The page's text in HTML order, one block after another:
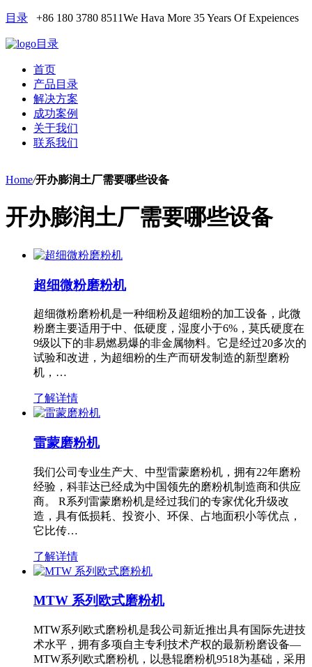
目录 +86 180 3780 8511We Hava More 35 Years Of Expeiences
目录
首页
产品目录
解决方案
成功案例
关于我们
联系我们
Home/开办膨润土厂需要哪些设备
开办膨润土厂需要哪些设备
超细微粉磨粉机
超细微粉磨粉机是一种细粉及超细粉的加工设备，此微
粉磨主要适用于中、低硬度，湿度小于6%，莫氏硬度在
9级以下的非易燃易爆的非金属物料。它是经过20多次的
试验和改进，为超细粉的生产而研发制造的新型磨粉
机，…
了解详情
雷蒙磨粉机
我们公司专业生产大、中型雷蒙磨粉机，拥有22年磨粉
经验，科菲达已经成为中国领先的磨粉机制造商和供应
商。 R系列雷蒙磨粉机是经过我们的专家优化升级改
造，具有低损耗、投资小、环保、占地面积小等优点，
它比传…
了解详情
MTW 系列欧式磨粉机
MTW系列欧式磨粉机是我公司新近推出具有国际先进技
术水平，拥有多项自主专利技术产权的最新粉磨设备—
MTW系列欧式磨粉机，以悬辊磨粉机9518为基础，采用